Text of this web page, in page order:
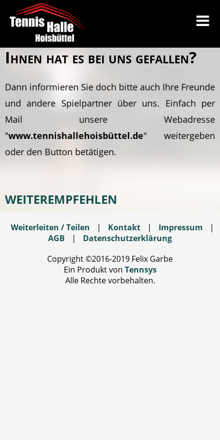
Ihnen hat es bei uns gefallen?
Dann informieren Sie doch bitte auch Ihre Freunde
und andere Spielpartner über uns. Einfach per
Mail unsere Webadresse
"www.tennishallehoisbüttel.de" weitergeben
oder den Button betätigen.
WEITEREMPFEHLEN
Weiterleiten / Teilen | Kontakt | Impressum
|
AGB
|
Datenschutzerklärung
Copyright ©2016-2019 Felix Garbe
Ein Produkt von Tennsys
Alle Rechte vorbehalten.